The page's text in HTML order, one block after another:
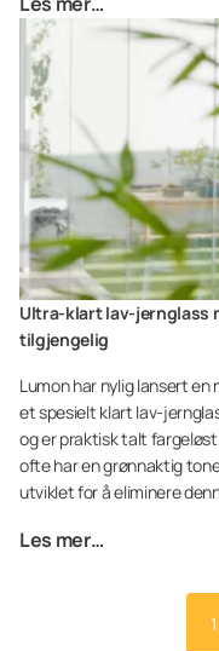
Ultra-klart lav-jernglass
tilgjengelig
Lumon har nylig lansert
et spesielt klart lav-
og er praktisk talt
ofte har en grønnaktig
utviklet for å eliminere
Les mer…
1